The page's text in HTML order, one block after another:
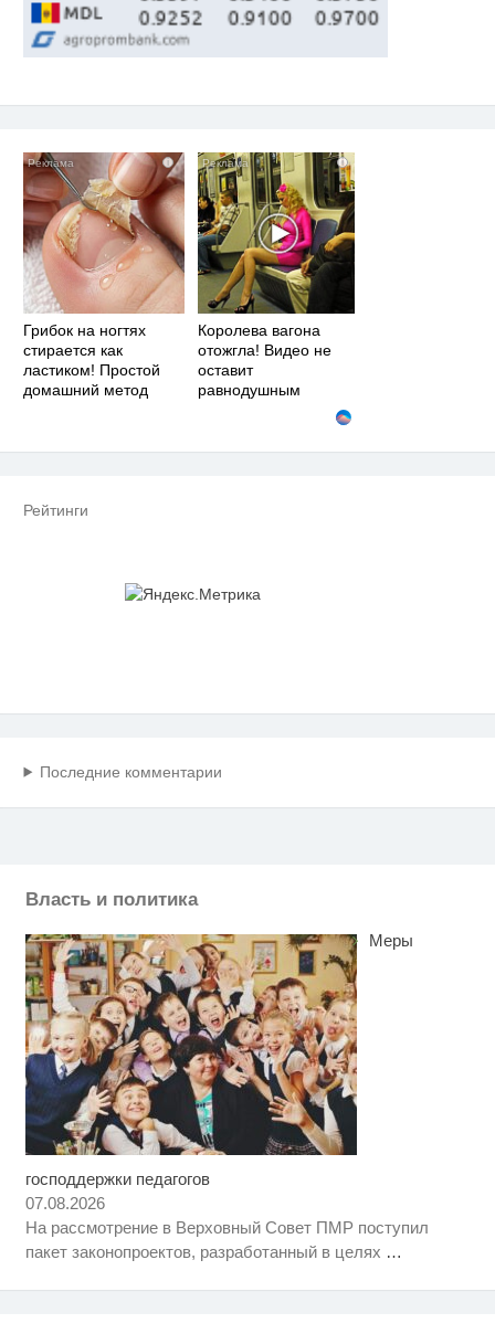
i
Грибок на ногтях
стирается как
ластиком! Простой
домашний метод
i
Королева вагона
отожгла! Видео не
оставит
равнодушным
Рейтинги
Последние комментарии
Власть и политика
Меры
господдержки педагогов
07.08.2026
На рассмотрение в Верховный Совет ПМР поступил
пакет законопроектов, разработанный в целях …
Скрытая камера на пляже
Этот танец невесты оставит вас
без слов! Пересмотрела 10 раз